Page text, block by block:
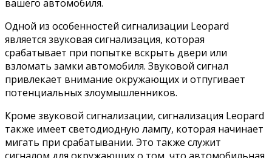
вашего автомобиля.
Одной из особенностей сигнализации Leopard
является звуковая сигнализация, которая
срабатывает при попытке вскрыть двери или
взломать замки автомобиля. Звуковой сигнал
привлекает внимание окружающих и отпугивает
потенциальных злоумышленников.
Кроме звуковой сигнализации, сигнализация Leopard
также имеет светодиодную лампу, которая начинает
мигать при срабатывании. Это также служит